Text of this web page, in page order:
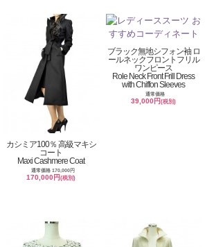
カシミア100％ 高級マキシ
コート
Maxi Cashmere Coat
通常価格 170,000円
170,000円(税別)
ブラック無地シフォン袖 ロ
ールネックフロントフリル
ワンピース
Role Neck Front Frill Dress
with Chiffon Sleeves
通常価格
39,000円(税別)